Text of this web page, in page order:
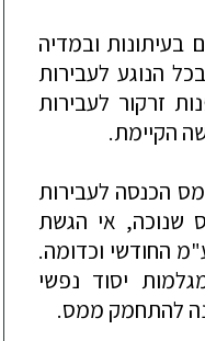
בעיתונות ובמדיה
הנוגע לעבירות
זרקור לעבירות
הקיימת.
הכנסה לעבירות
שנוכה, אי הגשת
החודשי וכדומה.
יסוד נפשי
להתחמק ממס.